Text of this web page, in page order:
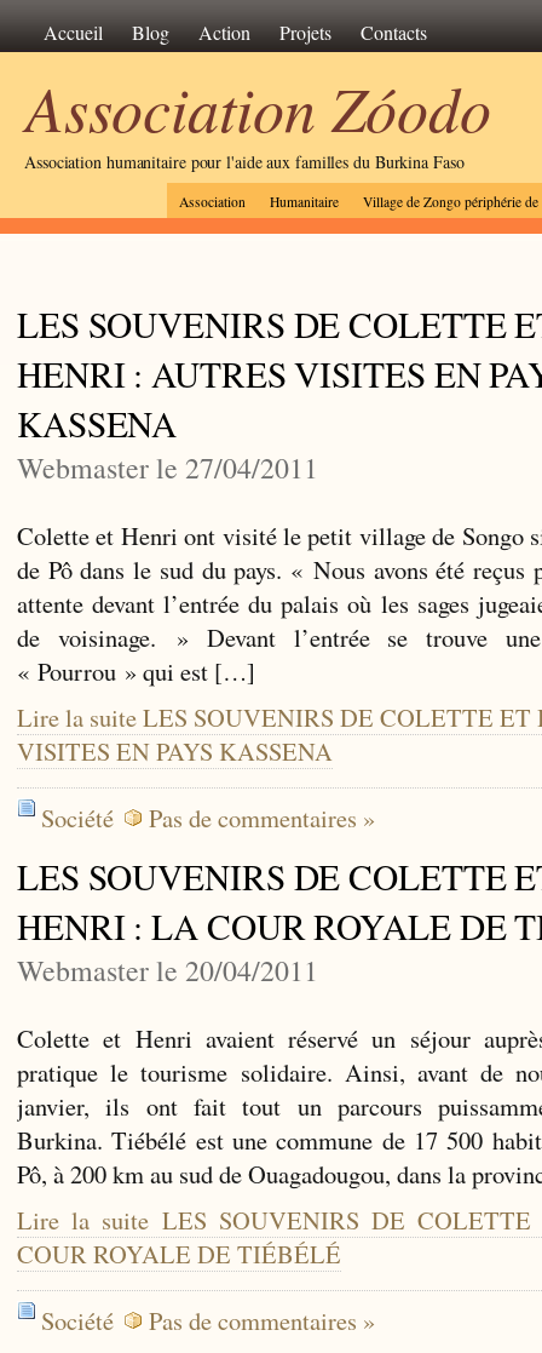
Accueil Blog Action Projets Contacts
Association Zóodo
Association humanitaire pour l'aide aux familles du Burkina Faso
Association Humanitaire Village de Zongo périphérie de
LES SOUVENIRS DE COLETTE
HENRI : AUTRES VISITES EN
KASSENA
Webmaster le 27/04/2011
Colette et Henri ont visité le petit village de Songo
de Pô dans le sud du pays. « Nous avons été reçus
attente devant l’entrée du palais où les sages
de voisinage. » Devant l’entrée se trouve
« Pourrou » qui est […]
Lire la suite LES SOUVENIRS DE COLETTE
VISITES EN PAYS KASSENA
Société
Pas de commentaires »
LES SOUVENIRS DE COLETTE
HENRI : LA COUR ROYALE DE
Webmaster le 20/04/2011
Colette et Henri avaient réservé un séjour
pratique le tourisme solidaire. Ainsi, avant de
janvier, ils ont fait tout un parcours
Burkina. Tiébélé est une commune de 17 500
Pô, à 200 km au sud de Ouagadougou, dans la
Lire la suite LES SOUVENIRS DE
COUR ROYALE DE TIÉBÉLÉ
Société
Pas de commentaires »